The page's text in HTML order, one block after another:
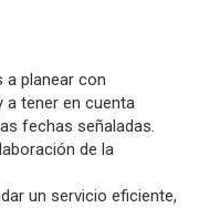
a planear con
a tener en cuenta
fechas señaladas.
de la
un servicio eficiente,